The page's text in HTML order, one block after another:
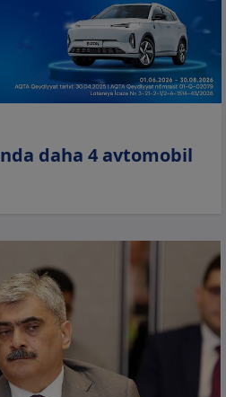
daha 4 avtomobil